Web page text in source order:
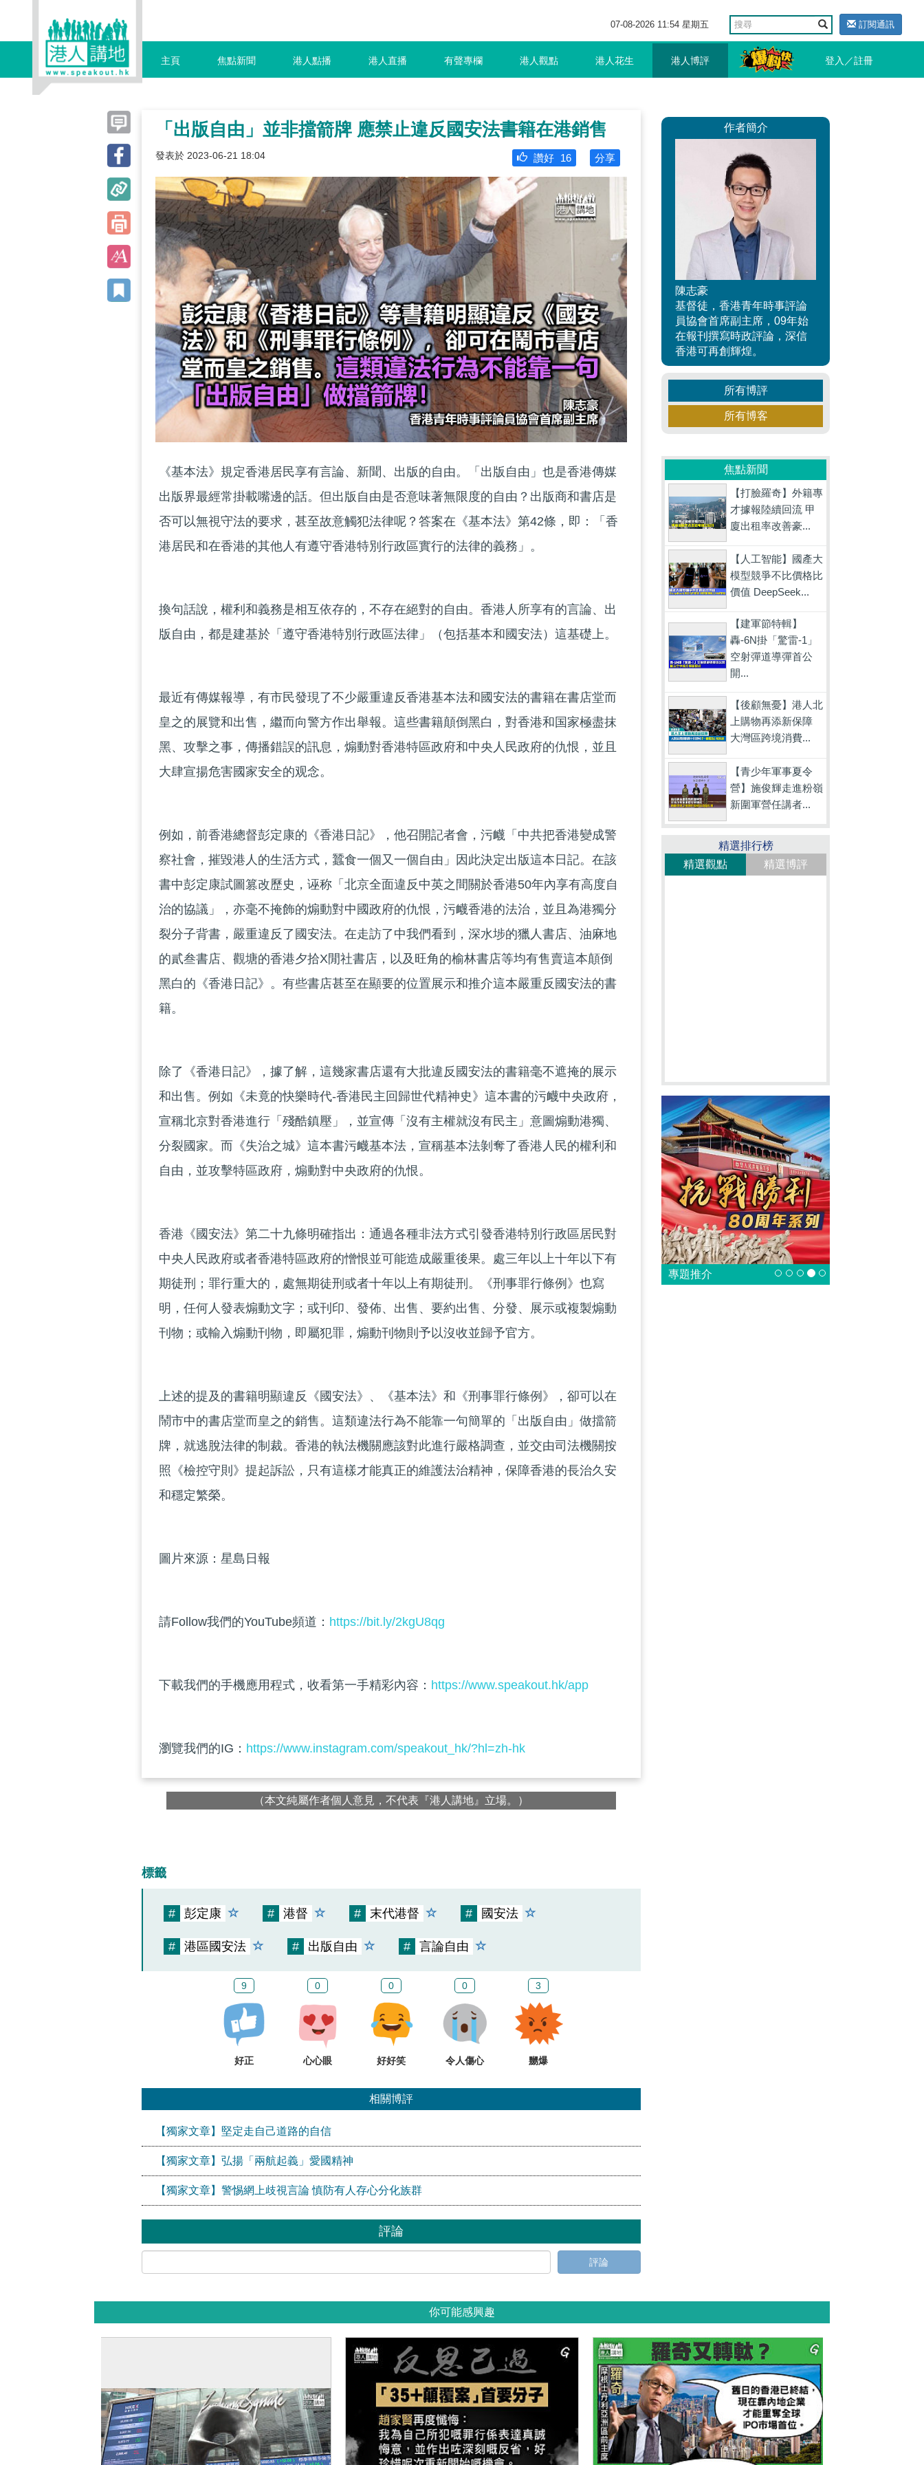
07-08-2026 11:54 星期五 訂閱通訊
主頁 焦點新聞 港人點播 港人直播 有聲專欄 港人觀點 港人花生 港人博評 登入／註冊
「出版自由」並非擋箭牌 應禁止違反國安法書籍在港銷售
發表於 2023-06-21 18:04 分享
讚好 16
《基本法》規定香港居民享有言論、新聞、出版的自由。「出版自由」也是香港傳媒
出版界最經常掛載嘴邊的話。但出版自由是否意味著無限度的自由？出版商和書店是
否可以無視守法的要求，甚至故意觸犯法律呢？答案在《基本法》第42條，即：「香
港居民和在香港的其他人有遵守香港特別行政區實行的法律的義務」。
換句話說，權利和義務是相互依存的，不存在絕對的自由。香港人所享有的言論、出
版自由，都是建基於「遵守香港特別行政區法律」（包括基本和國安法）這基礎上。
最近有傳媒報導，有市民發現了不少嚴重違反香港基本法和國安法的書籍在書店堂而
皇之的展覽和出售，繼而向警方作出舉報。這些書籍顛倒黑白，對香港和国家極盡抹
黑、攻擊之事，傳播錯誤的訊息，煽動對香港特區政府和中央人民政府的仇恨，並且
大肆宣揚危害國家安全的观念。
例如，前香港總督彭定康的《香港日記》，他召開記者會，污衊「中共把香港變成警
察社會，摧毀港人的生活方式，蠶食一個又一個自由」因此決定出版這本日記。在該
書中彭定康試圖篡改歷史，诬称「北京全面違反中英之間關於香港50年內享有高度自
治的協議」，亦毫不掩飾的煽動對中國政府的仇恨，污衊香港的法治，並且為港獨分
裂分子背書，嚴重違反了國安法。在走訪了中我們看到，深水埗的獵人書店、油麻地
的貳叁書店、觀塘的香港夕拾X閒社書店，以及旺角的榆林書店等均有售賣這本顛倒
黑白的《香港日記》。有些書店甚至在顯要的位置展示和推介這本嚴重反國安法的書
籍。
除了《香港日記》，據了解，這幾家書店還有大批違反國安法的書籍毫不遮掩的展示
和出售。例如《未竟的快樂時代-香港民主回歸世代精神史》這本書的污衊中央政府，
宣稱北京對香港進行「殘酷鎮壓」，並宣傳「沒有主權就沒有民主」意圖煽動港獨、
分裂國家。而《失治之城》這本書污衊基本法，宣稱基本法剝奪了香港人民的權利和
自由，並攻擊特區政府，煽動對中央政府的仇恨。
香港《國安法》第二十九條明確指出：通過各種非法方式引發香港特別行政區居民對
中央人民政府或者香港特區政府的憎恨並可能造成嚴重後果。處三年以上十年以下有
期徒刑；罪行重大的，處無期徒刑或者十年以上有期徒刑。《刑事罪行條例》也寫
明，任何人發表煽動文字；或刊印、發佈、出售、要約出售、分發、展示或複製煽動
刊物；或輸入煽動刊物，即屬犯罪，煽動刊物則予以沒收並歸予官方。
上述的提及的書籍明顯違反《國安法》、《基本法》和《刑事罪行條例》，卻可以在
鬧市中的書店堂而皇之的銷售。這類違法行為不能靠一句簡單的「出版自由」做擋箭
牌，就逃脫法律的制裁。香港的執法機關應該對此進行嚴格調查，並交由司法機關按
照《檢控守則》提起訴訟，只有這樣才能真正的維護法治精神，保障香港的長治久安
和穩定繁榮。
圖片來源：星島日報
請Follow我們的YouTube頻道： https://bit.ly/2kgU8qg
下載我們的手機應用程式，收看第一手精彩內容： https://www.speakout.hk/app
瀏覽我們的IG： https://www.instagram.com/speakout_hk/?hl=zh-hk
（本文純屬作者個人意見，不代表『港人講地』立場。）
標籤
# 彭定康 # 港督 # 末代港督 # 國安法
# 港區國安法 # 出版自由 # 言論自由
9
好正
0
心心眼
0
好好笑
0
令人傷心
3
嬲爆
相關博評
【獨家文章】堅定走自己道路的自信
【獨家文章】弘揚「兩航起義」愛國精神
【獨家文章】警惕網上歧視言論 慎防有人存心分化族群
評論
評論
作者簡介
陳志豪
基督徒，香港青年時事評論
員協會首席副主席，09年始
在報刊撰寫時政評論，深信
香港可再創輝煌。
所有博評
所有博客
焦點新聞
【打臉羅奇】外籍專
才據報陸續回流 甲
廈出租率改善豪...
【人工智能】國產大
模型競爭不比價格比
價值 DeepSeek...
【建軍節特輯】
轟-6N掛「驚雷-1」
空射彈道導彈首公
開...
【後顧無憂】港人北
上購物再添新保障
大灣區跨境消費...
【青少年軍事夏令
營】施俊輝走進粉嶺
新圍軍營任講者...
精選排行榜
精選觀點
精選博評
專題推介
你可能感興趣